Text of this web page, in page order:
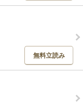
無料立読み